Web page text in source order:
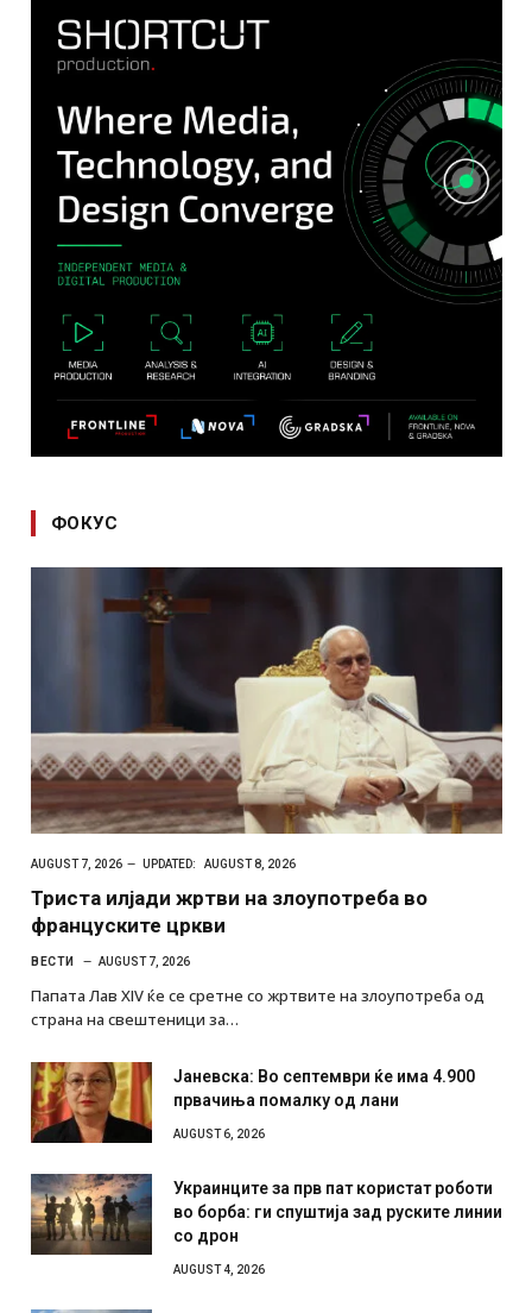
ФОКУС
AUGUST 7, 2026 UPDATED: AUGUST 8, 2026
Триста илјади жртви на злоупотреба во
француските цркви
ВЕСТИ AUGUST 7, 2026
Папата Лав XIV ќе се сретне со жртвите на злоупотреба од
страна на свештеници за…
Јаневска: Во септември ќе има 4.900
првачиња помалку од лани
AUGUST 6, 2026
Украинците за прв пат користат роботи
во борба: ги спуштија зад руските линии
со дрон
AUGUST 4, 2026